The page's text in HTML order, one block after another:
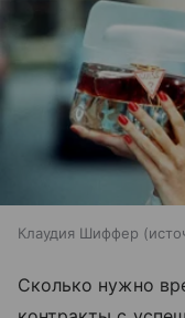
Клаудия Шиффер
Сколько нужно